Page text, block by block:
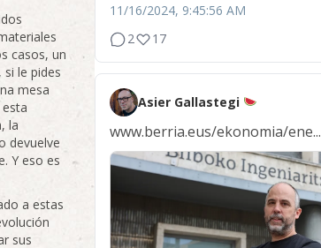
casos, un
le pides
mesa
la
devuelve
Y eso es
a estas
sus
11/16/2024, 9:45:56 AM
2
17
Asier Gallastegi
www.berria.eus/ekonomia/ene...